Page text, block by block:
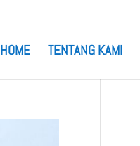
HOME TENTANG KAMI